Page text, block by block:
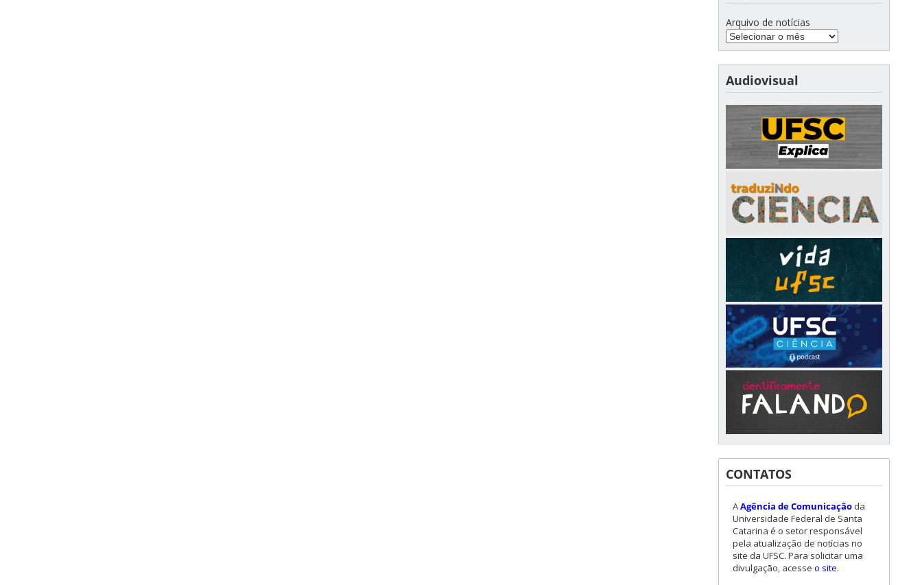
Arquivo de notícias
Audiovisual
CONTATOS
AAgência de Comunicação da
Universidade Federal de Santa
Catarina é o setor responsável
pela atualização de notícias no
site da UFSC. Para solicitar uma
divulgação, acesse o site.